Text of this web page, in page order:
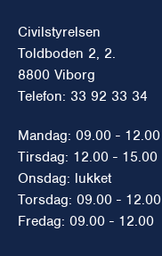
Civilstyrelsen
Toldboden 2, 2.
8800 Viborg
Telefon: 33 92 33 34
Mandag: 09.00 - 12.00
Tirsdag: 12.00 - 15.00
Onsdag: lukket
Torsdag: 09.00 - 12.00
Fredag: 09.00 - 12.00